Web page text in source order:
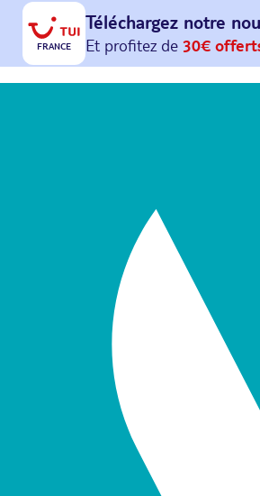
FRANCE
Téléchargez notre
Et profitez de 30€
avec le code :